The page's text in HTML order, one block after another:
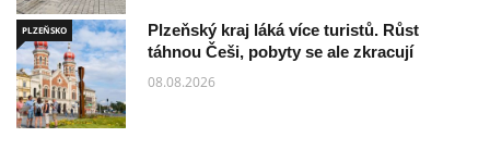
PLZEŇSKO
Plzeňský kraj láká více turistů. Růst
táhnou Češi, pobyty se ale zkracují
08.08.2026